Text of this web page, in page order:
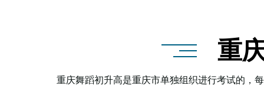
重
重庆舞蹈初升高是重庆市单独组织进行考试的，